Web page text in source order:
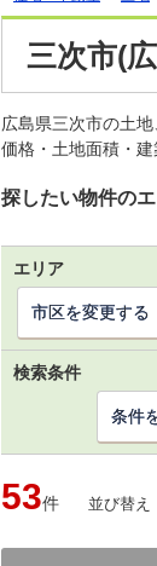
三次市(
広島県三次市の土
価格・土地面積・
探したい物件の
エリア
市区を変更する
検索条件
条件
53件 並び替え